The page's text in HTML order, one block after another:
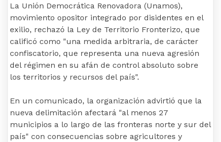
La Unión Democrática Renovadora (Unamos),
movimiento opositor integrado por disidentes en el
exilio, rechazó la Ley de Territorio Fronterizo, que
calificó como "una medida arbitraria, de carácter
confiscatorio, que representa una nueva agresión
del régimen en su afán de control absoluto sobre
los territorios y recursos del país".
En un comunicado, la organización advirtió que la
nueva delimitación afectará "al menos 27
municipios a lo largo de las fronteras norte y sur del
país" con consecuencias sobre agricultores y